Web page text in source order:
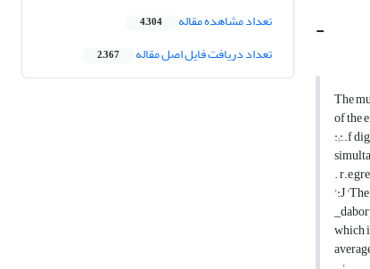
-
The
of the
:;:,.f
.
':J
which
تعداد مشاهده مقاله 4,304
تعداد دریافت فایل اصل مقاله 2,367